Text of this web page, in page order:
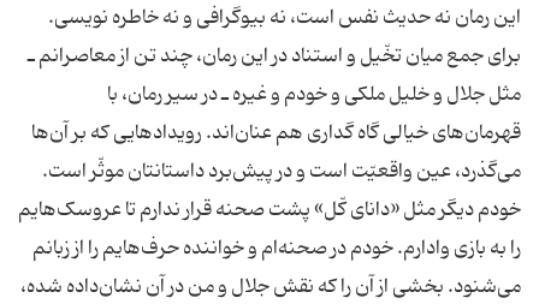
این رمان نه حدیث نفس است، نه بیوگرافی و نه خاطره نویسی.
برای جمع میان تخّیل و استناد در این رمان، چند تن از معاصرانم ـ
مثل جلال و خلیل ملکی و خودم و غیره ـ در سیر رمان، با
قهرمان‌های خیالی گاه گداری هم عنان‌اند. رویدادهایی که بر آن‌ها
می‌گذرد، عین واقعیّت است و در پیش‌برد داستانتان موثّر است.
خودم دیگر مثل «دانای کّل» پشت صحنه قرار ندارم تا عروسک‌هایم
را به بازی وادارم. خودم در صحنه‌ام و خواننده حرف‌هایم را از زبانم
می‌شنود. بخشی از آن را که نقش جلال و من در آن نشان‌داده شده،